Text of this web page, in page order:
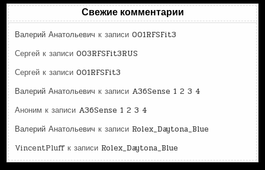
Свежие комментарии
Валерий Анатольевич к записи001RFSFit3
Сергей к записи003RFSFit3RUS
Сергей к записи001RFSFit3
Валерий Анатольевич к записи A36Sense 1 2 3 4
Аноним к записи A36Sense 1 2 3 4
Валерий Анатольевич к записи Rolex_Daytona_Blue
VincentPluffк записи Rolex_Daytona_Blue